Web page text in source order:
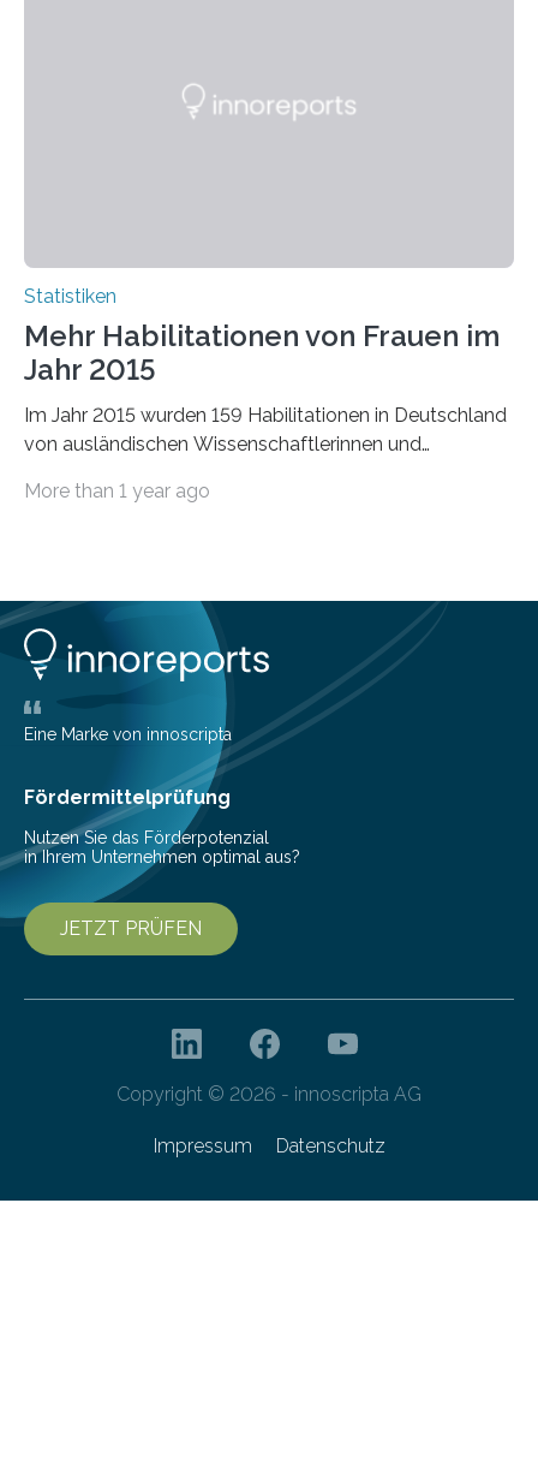
Statistiken
Mehr Habilitationen von Frauen im
Jahr 2015
Im Jahr 2015 wurden 159 Habilitationen in Deutschland
von ausländischen Wissenschaftlerinnen und
More than 1 year ago
Eine Marke von innoscripta
Fördermittelprüfung
Nutzen Sie das Förderpotenzial
in Ihrem Unternehmen optimal aus?
JETZT PRÜFEN
Copyright © 2026 - innoscripta AG
Impressum Datenschutz